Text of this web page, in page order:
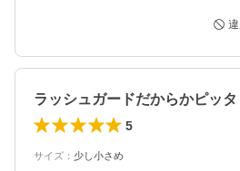
5
サイズ ： 少し小さめ